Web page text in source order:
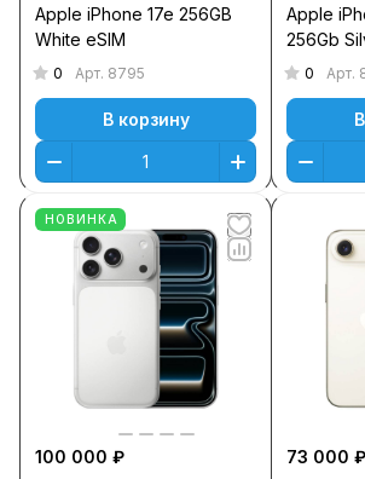
Apple iPhone 17e 256GB
White eSIM
0 Арт. 8795
В корзину
Apple
256Gb
0 Арт.
НОВИНКА
100 000 ₽
73 000 ₽